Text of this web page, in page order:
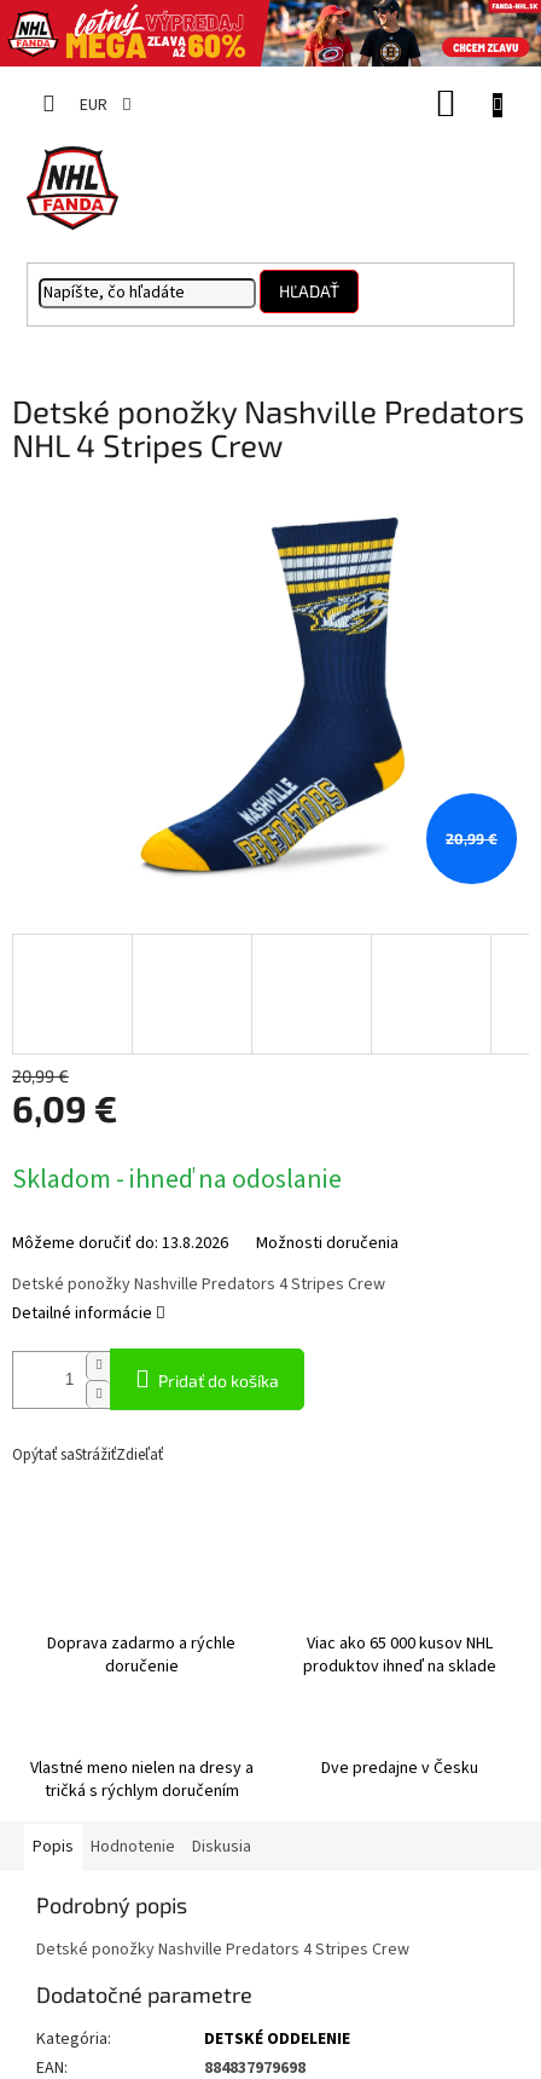
EUR
HĽADAŤ
Detské ponožky Nashville Predators
NHL 4 Stripes Crew
20,99 €
20,99 €
6,09 €
cena:
Skladom - ihneď na odoslanie
Môžeme doručiť do: 13.8.2026 Možnosti doručenia
Pridať do košíka
Detské ponožky Nashville Predators 4 Stripes Crew
Detailné informácie
Opýtať saStrážiťZdieľať
Doprava zadarmo a rýchle
doručenie
Viac ako 65 000 kusov NHL
produktov ihneď na sklade
Vlastné meno nielen na dresy a
tričká s rýchlym doručením
Dve predajne v Česku
Popis Hodnotenie Diskusia
Podrobný popis
Detské ponožky Nashville Predators 4 Stripes Crew
Dodatočné parametre
Kategória:
DETSKÉ ODDELENIE
EAN:
884837979698